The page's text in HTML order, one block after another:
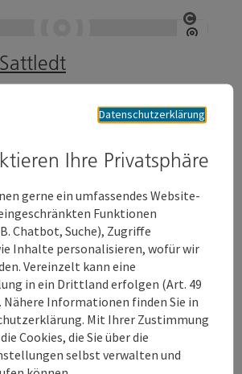
geöffnetgeöffnet
Donnerstag geöffnet
FRFreitag geöffnet
SA Samstag geöffnet
SO Sonntag geöffnet
FEFeiertag geöffnet
: Pfarrkirche Sattledt
Sattledt
Der Turmpfarrer musste
Weltkriegs - als das Stift
die Gestapo beschlagnahmt wurde
- in den Kirchturm ziehen &
römisch-katholische Pfarrkirche in
Datenschutzerklärung
Ihre Privatsphäre
gerne ein umfassendes Website-
Funktionen
Chatbot, Suche), Zugriffe
Inhalte personalisieren, wofür wir
Vereinzelt kann eine
in ein Drittland erfolgen (Art. 49
Nähere Informationen finden Sie in
Mit Ihrer Zustimmung
Cookies, die Sie über die
selbst verwalten und